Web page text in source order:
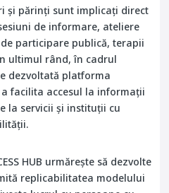
și părinți sunt implicați direct
de informare, ateliere
participare publică, terapii
ultimul rând, în cadrul
dezvoltată platforma
a facilita accesul la informații
la servicii și instituții cu
HUB urmărește să dezvolte
replicabilitatea modelului